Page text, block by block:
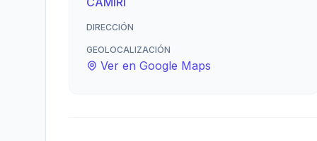
DIRECCIÓN
GEOLOCALIZACIÓN
Ver en Google Maps